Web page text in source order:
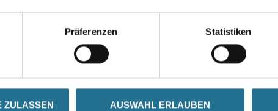
Präferenzen Statistiken
ZULASSEN AUSWAHL ERLAUBEN